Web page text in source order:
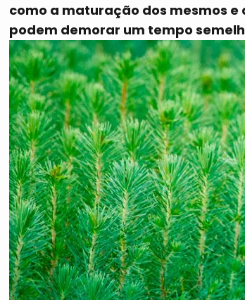
como a maturação dos mesmos e
podem demorar um tempo